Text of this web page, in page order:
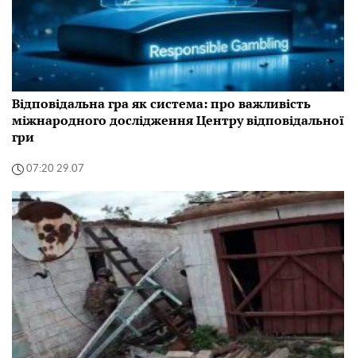
Відповідальна гра як система: про важливість
міжнародного дослідження Центру відповідальної
гри
07:20 29.07